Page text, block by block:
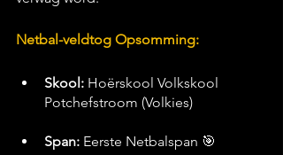
Netbal-veldtog Opsomming:
Skool: Hoërskool Volkskool
Potchefstroom (Volkies)
Span: Eerste Netbalspan 🎯